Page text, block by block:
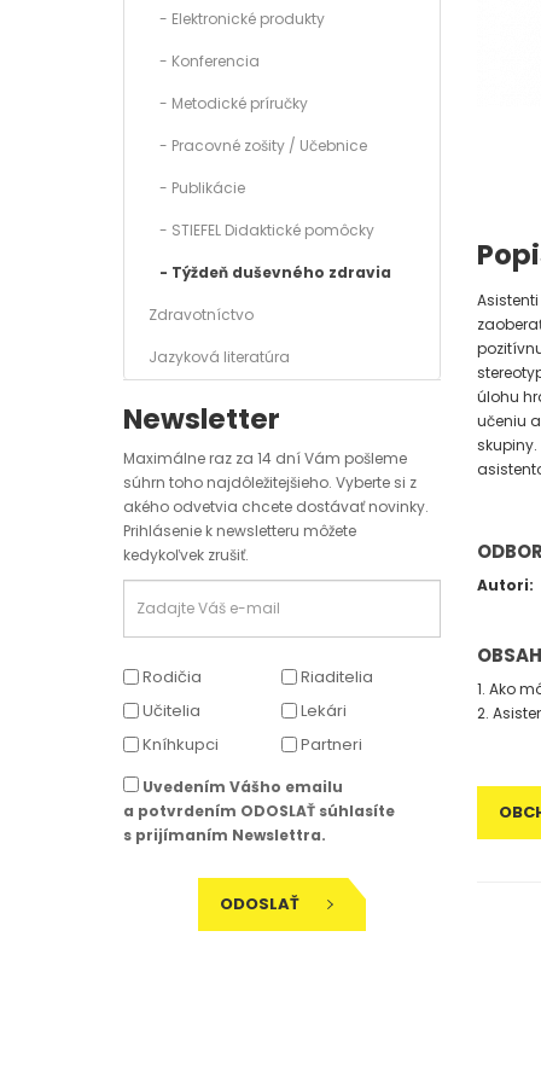
- Elektronické produkty
- Konferencia
- Metodické príručky
- Pracovné zošity / Učebnice
- Publikácie
- STIEFEL Didaktické pomôcky
- Týždeň duševného zdravia
Zdravotníctvo
Jazyková literatúra
Newsletter
Maximálne raz za 14 dní Vám pošleme
súhrn toho najdôležitejšieho. Vyberte si z
akého odvetvia chcete dostávať novinky.
Prihlásenie k newsletteru môžete
kedykoľvek zrušiť.
Rodičia
Riaditelia
Učitelia
Lekári
Kníhkupci
Partneri
Uvedením Vášho emailu
a potvrdením ODOSLAŤ súhlasíte
s prijímaním Newslettra.
ODOSLAŤ
úlohu
učeniu
Autori:
OBSAH
1. Ako
2.